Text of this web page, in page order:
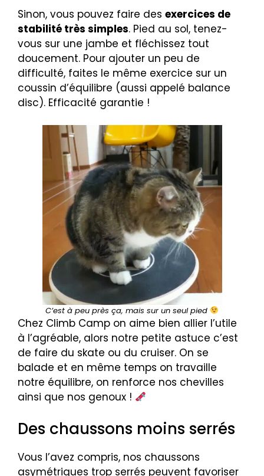
Sinon, vous pouvez faire des exercices de
stabilité très simples. Pied au sol, tenez-
vous sur une jambe et fléchissez tout
doucement. Pour ajouter un peu de
difficulté, faites le même exercice sur un
coussin d’équilibre (aussi appelé balance
disc). Efficacité garantie !
C’est à peu près ça, mais sur un seul pied
Chez Climb Camp on aime bien allier l’utile
à l’agréable, alors notre petite astuce c’est
de faire du skate ou du cruiser. On se
balade et en même temps on travaille
notre équilibre, on renforce nos chevilles
ainsi que nos genoux !
Des chaussons moins serrés
Vous l’avez compris, nos chaussons
asymétriques trop serrés peuvent favoriser